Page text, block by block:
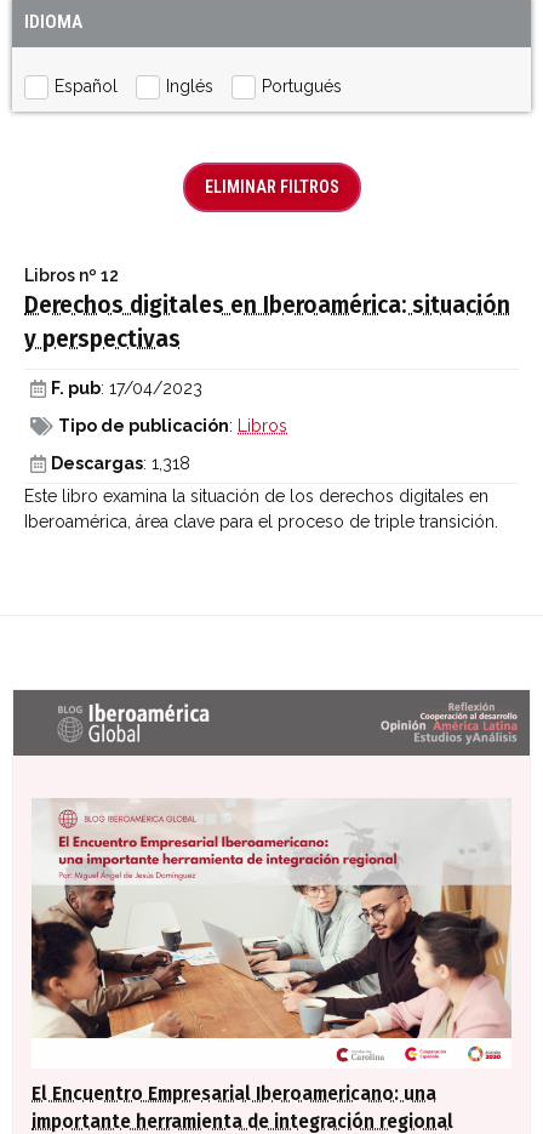
IDIOMA
Español Inglés Portugués
ELIMINAR FILTROS
Libros nº 12
Derechos digitales en Iberoamérica: situación
y perspectivas
F. pub: 17/04/2023
Tipo de publicación: Libros
Descargas: 1,318
Este libro examina la situación de los derechos digitales en
Iberoamérica, área clave para el proceso de triple transición.
Últimas entradas Blog Iberoamérica global
El Encuentro Empresarial Iberoamericano: una
importante herramienta de integración regional